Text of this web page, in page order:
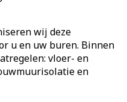
wij deze
u en uw buren. Binnen
vloer- en
en